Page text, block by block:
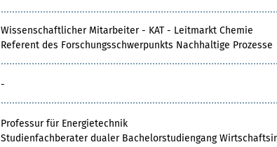
Wissenschaftlicher Mitarbeiter - KAT - Leitmarkt Chemie
Referent des Forschungsschwerpunkts Nachhaltige Prozesse
-
Professur für Energietechnik
Studienfachberater dualer Bachelorstudiengang